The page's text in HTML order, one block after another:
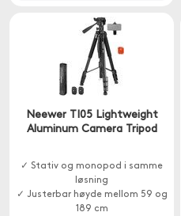
Neewer TI05 Lightweight
Aluminum Camera Tripod
✓ Stativ og monopod i samme
løsning
✓ Justerbar høyde mellom 59 og
189 cm